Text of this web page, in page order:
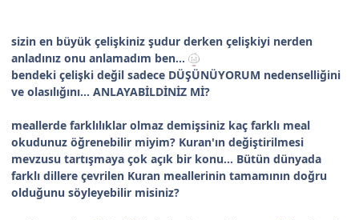
sizin en büyük çelişkiniz şudur derken çelişkiyi nerden
anladınız onu anlamadım ben...
bendeki çelişki değil sadece DÜŞÜNÜYORUM nedenselliğini
ve olasılığını... ANLAYABİLDİNİZ Mİ?
meallerde farklılıklar olmaz demişsiniz kaç farklı meal
okudunuz öğrenebilir miyim? Kuran'ın değiştirilmesi
mevzusu tartışmaya çok açık bir konu... Bütün dünyada
farklı dillere çevrilen Kuran meallerinin tamamının doğru
olduğunu söyleyebilir misiniz?